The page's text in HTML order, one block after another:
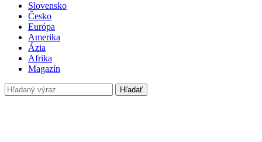
Slovensko
Česko
Európa
Amerika
Ázia
Afrika
Magazín
Hľadať